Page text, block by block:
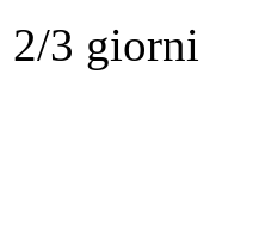
2/3 giorni